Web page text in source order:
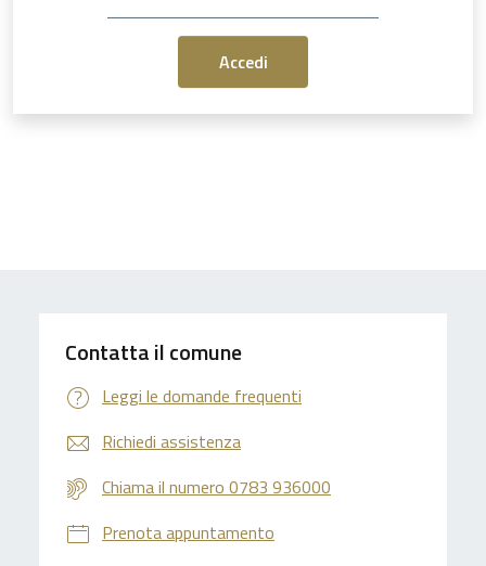
Contatta il comune
Leggi le domande frequenti
Richiedi assistenza
Chiama il numero 0783 936000
Prenota appuntamento